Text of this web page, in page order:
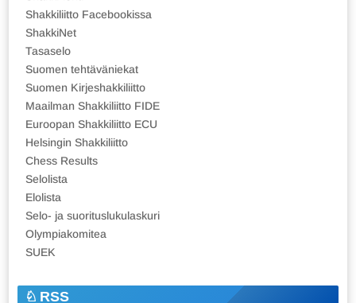
Shakkiliitto Facebookissa
ShakkiNet
Tasaselo
Suomen tehtäväniekat
Suomen Kirjeshakkiliitto
Maailman Shakkiliitto FIDE
Euroopan Shakkiliitto ECU
Helsingin Shakkiliitto
Chess Results
Selolista
Elolista
Selo- ja suorituslukulaskuri
Olympiakomitea
SUEK
RSS